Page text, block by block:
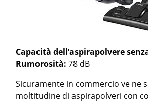
Capacità dell’aspirapolvere
Rumorosità: 78 dB
Sicuramente in commercio ve ne
moltitudine di aspirapolveri con